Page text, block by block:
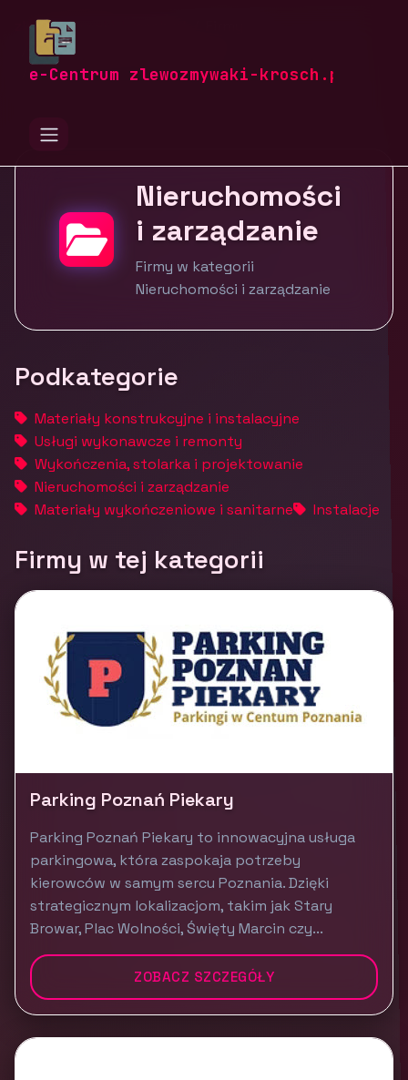
e-Centrum zlewozmywaki-krosch.pl
zlewozmywaki-krosch.pl
Budownictwo i nieruchomości
Nieruchomości i zarządzanie
Nieruchomości
i zarządzanie
Firmy w kategorii
Nieruchomości i zarządzanie
Podkategorie
Materiały konstrukcyjne i instalacyjne
Usługi wykonawcze i remonty
Wykończenia, stolarka i projektowanie
Nieruchomości i zarządzanie
Materiały wykończeniowe i sanitarne
Instalacje
Firmy w tej kategorii
Parking Poznań Piekary
Parking Poznań Piekary to innowacyjna usługa
parkingowa, która zaspokaja potrzeby
kierowców w samym sercu Poznania. Dzięki
strategicznym lokalizacjom, takim jak Stary
Browar, Plac Wolności, Święty Marcin czy...
ZOBACZ SZCZEGÓŁY